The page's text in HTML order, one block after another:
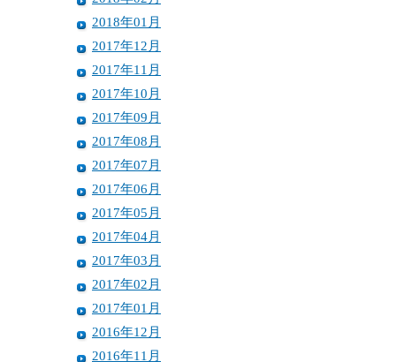
2018年01月
2017年12月
2017年11月
2017年10月
2017年09月
2017年08月
2017年07月
2017年06月
2017年05月
2017年04月
2017年03月
2017年02月
2017年01月
2016年12月
2016年11月